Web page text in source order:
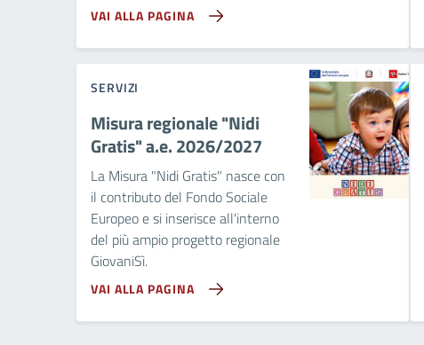
VAI ALLA PAGINA
SERVIZI
Misura regionale "Nidi
Gratis" a.e. 2026/2027
La Misura "Nidi Gratis" nasce con
il contributo del Fondo Sociale
Europeo e si inserisce all'interno
del più ampio progetto regionale
GiovaniSì.
VAI ALLA PAGINA